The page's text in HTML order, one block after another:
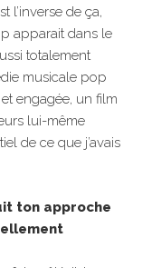
l’inverse de ça,
apparait dans le
totalement
musicale pop
engagée, un film
lui-même
de ce que j’avais
ton approche